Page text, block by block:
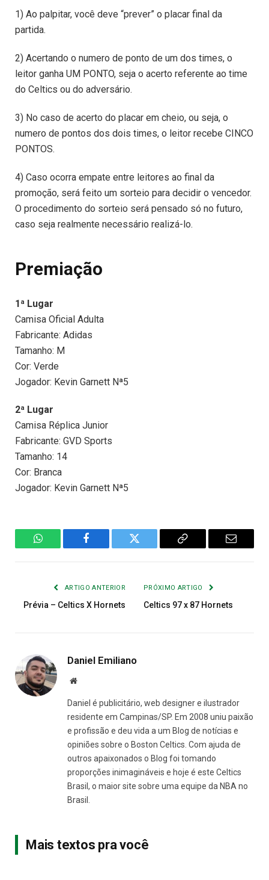
1) Ao palpitar, você deve “prever” o placar final da
partida.
2) Acertando o numero de ponto de um dos times, o
leitor ganha UM PONTO, seja o acerto referente ao time
do Celtics ou do adversário.
3) No caso de acerto do placar em cheio, ou seja, o
numero de pontos dos dois times, o leitor recebe CINCO
PONTOS.
4) Caso ocorra empate entre leitores ao final da
promoção, será feito um sorteio para decidir o vencedor.
O procedimento do sorteio será pensado só no futuro,
caso seja realmente necessário realizá-lo.
Premiação
1ª Lugar
Camisa Oficial Adulta
Fabricante: Adidas
Tamanho: M
Cor: Verde
Jogador: Kevin Garnett Nª5
2ª Lugar
Camisa Réplica Junior
Fabricante: GVD Sports
Tamanho: 14
Cor: Branca
Jogador: Kevin Garnett Nª5
WhatsAppFacebook Twitter
Copiar
E-
ARTIGO ANTERIOR
Prévia – Celtics X Hornets
PRÓXIMO ARTIGO
Celtics 97 x 87 Hornets
Daniel Emiliano
Site
Daniel é publicitário, web designer e ilustrador
residente em Campinas/SP. Em 2008 uniu paixão
e profissão e deu vida a um Blog de notícias e
opiniões sobre o Boston Celtics. Com ajuda de
outros apaixonados o Blog foi tomando
proporções inimagináveis e hoje é este Celtics
Brasil, o maior site sobre uma equipe da NBA no
Brasil.
Mais textos pra você